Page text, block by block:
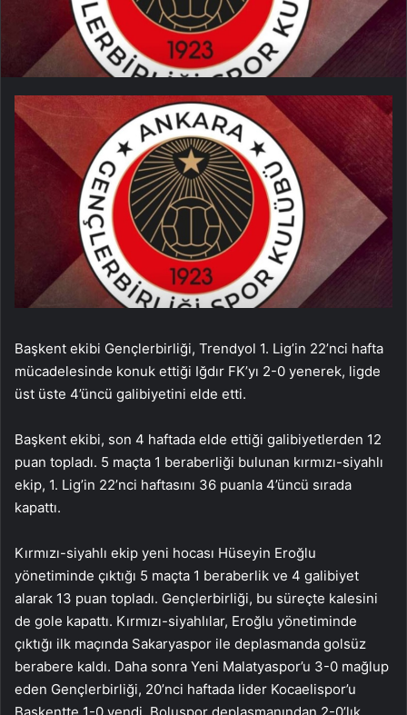
Başkent ekibi Gençlerbirliği, Trendyol 1. Lig’in 22’nci hafta
mücadelesinde konuk ettiği Iğdır FK’yı 2-0 yenerek, ligde
üst üste 4’üncü galibiyetini elde etti.
Başkent ekibi, son 4 haftada elde ettiği galibiyetlerden 12
puan topladı. 5 maçta 1 beraberliği bulunan kırmızı-siyahlı
ekip, 1. Lig’in 22’nci haftasını 36 puanla 4’üncü sırada
kapattı.
Kırmızı-siyahlı ekip yeni hocası Hüseyin Eroğlu
yönetiminde çıktığı 5 maçta 1 beraberlik ve 4 galibiyet
alarak 13 puan topladı. Gençlerbirliği, bu süreçte kalesini
de gole kapattı. Kırmızı-siyahlılar, Eroğlu yönetiminde
çıktığı ilk maçında Sakaryaspor ile deplasmanda golsüz
berabere kaldı. Daha sonra Yeni Malatyaspor’u 3-0 mağlup
eden Gençlerbirliği, 20’nci haftada lider Kocaelispor’u